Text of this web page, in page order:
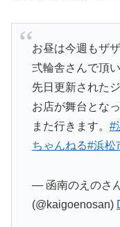
お昼は今週もザ
弍輪舎さんで頂
先日更新された
お店が舞台となっ
また行きます。 #
ちゃんねる#浜松
— 函南のえのさ
(@kaigoenosan)